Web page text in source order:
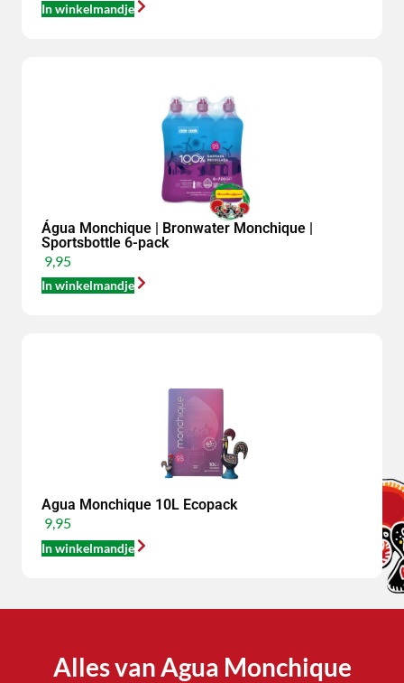
In winkelmandje
Água Monchique | Bronwater Monchique |
Sportsbottle 6-pack
9,95
In winkelmandje
Agua Monchique 10L Ecopack
9,95
In winkelmandje
Alles van Agua Monchique